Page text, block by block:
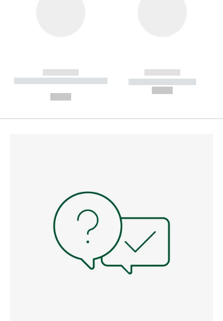
------------
----------- ----------- --------
------------
----------- -----------